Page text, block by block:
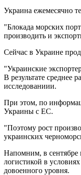
Украина ежемесячно
"Блокада морских
производить и
Сейчас в Украине
"Украинские
В результате среднее
исследованиии.
При этом, по
Украины с ЕС.
"Поэтому рост
украинских
Напомним, в сентябре
логистикой в
довоенного уровня.